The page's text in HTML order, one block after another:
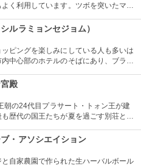
く利用しています。ツボを突いたマッ
ルラミョンセジョム）
ピングを楽しみにしている人も多いは
中心部のホテルのそばにあり、ブラン
後は屋上の休憩スペースで癒されて。
殿
朝の24代目プラサート・トォン王が建
歴代の国王たちが夏を過ごす別荘とし
。
・アソシエイション
自家農園で作られた生ハーバルボール